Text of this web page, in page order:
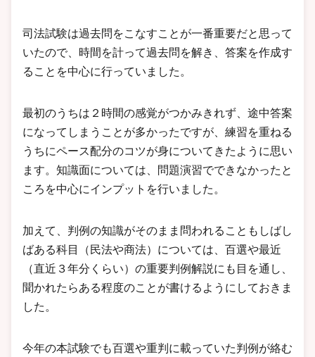
司法試験は過去問をこなすことが一番重要だと思って
いたので、時間を計って過去問を解き、答案を作成す
ることを中心に行っていました。
最初のうちは２時間の感覚がつかみきれず、途中答案
になってしまうことが多かったですが、練習を重ねる
うちにペース配分のコツが身についてきたように思い
ます。知識面については、問題演習でできなかったと
ころを中心にインプットを行いました。
加えて、判例の知識がそのまま問われることもしばし
ばある科目（民法や商法）については、百選や最近
（直近３年分くらい）の重要判例解説にも目を通し、
聞かれたらある程度のことが書けるようにしておきま
した。
今年の本試験でも百選や重判に載っていた判例が絡む